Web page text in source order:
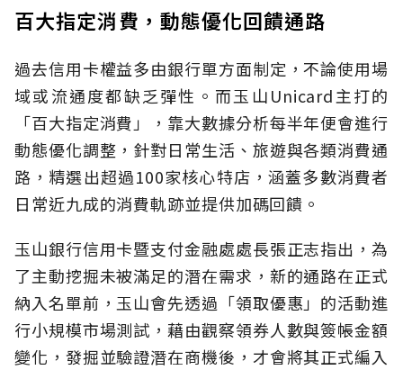
百大指定消費，動態優化回饋通路
過去信用卡權益多由銀行單方面制定，不論使用場
域或流通度都缺乏彈性。而玉山Unicard主打的
「百大指定消費」，靠大數據分析每半年便會進行
動態優化調整，針對日常生活、旅遊與各類消費通
路，精選出超過100家核心特店，涵蓋多數消費者
日常近九成的消費軌跡並提供加碼回饋。
玉山銀行信用卡暨支付金融處處長張正志指出，為
了主動挖掘未被滿足的潛在需求，新的通路在正式
納入名單前，玉山會先透過「領取優惠」的活動進
行小規模市場測試，藉由觀察領券人數與簽帳金額
變化，發掘並驗證潛在商機後，才會將其正式編入